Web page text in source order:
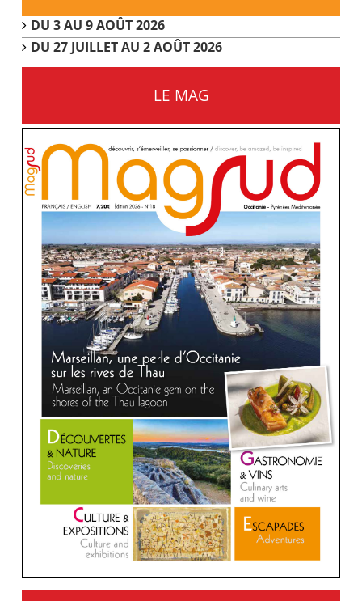
DU 3 AU 9 AOÛT 2026
DU 27 JUILLET AU 2 AOÛT 2026
LE MAG